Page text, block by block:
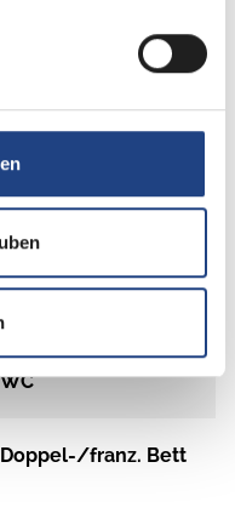
2
WC
Doppel-/franz. Bett